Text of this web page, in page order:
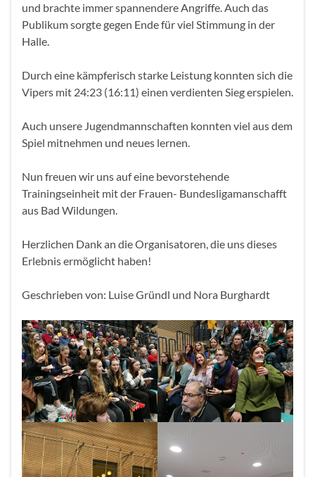
und brachte immer spannendere Angriffe. Auch das
Publikum sorgte gegen Ende für viel Stimmung in der
Halle.
Durch eine kämpferisch starke Leistung konnten sich die
Vipers mit 24:23 (16:11) einen verdienten Sieg erspielen.
Auch unsere Jugendmannschaften konnten viel aus dem
Spiel mitnehmen und neues lernen.
Nun freuen wir uns auf eine bevorstehende
Trainingseinheit mit der Frauen- Bundesligamanschafft
aus Bad Wildungen.
Herzlichen Dank an die Organisatoren, die uns dieses
Erlebnis ermöglicht haben!
Geschrieben von: Luise Gründl und Nora Burghardt